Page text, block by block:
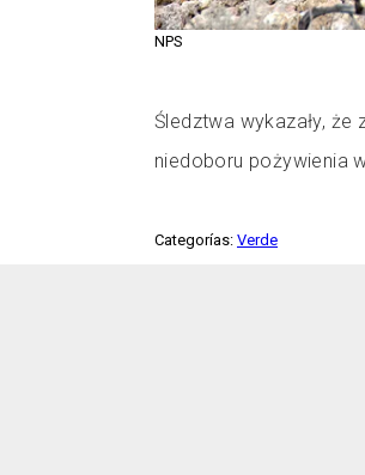
NPS
Śledztwa wykazały,
niedoboru pożywienia
Categorías: Verde